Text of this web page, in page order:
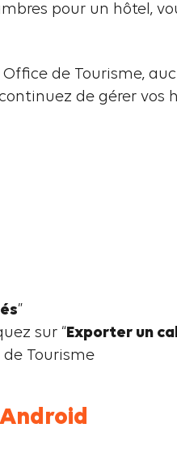
pour un hôtel,
de Tourisme,
de gérer vos
”
sur “Exporter un
Tourisme